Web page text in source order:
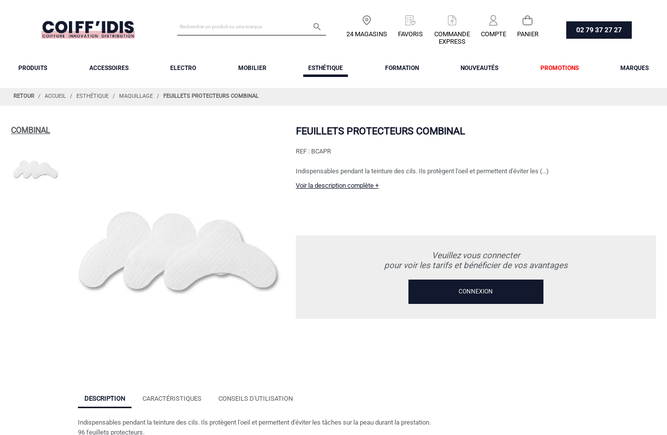

24 MAGASINS FAVORIS
COMMANDE
EXPRESS
COMPTE PANIER
02 79 37 27 27
PRODUITS ACCESSOIRES ELECTRO MOBILIER ESTHÉTIQUE FORMATION NOUVEAUTÉS PROMOTIONS MARQUES
RETOUR ACCUEIL ESTHÉTIQUE MAQUILLAGE FEUILLETS PROTECTEURS COMBINAL
COMBINAL FEUILLETS PROTECTEURS COMBINAL
REF : BCAPR
Indispensables pendant la teinture des cils. Ils protègent l'oeil et permettent d'éviter les (...)
Voir la description complète +
Veuillez vous connecter
pour voir les tarifs et bénéficier de vos avantages
CONNEXION
DESCRIPTION CARACTÉRISTIQUES CONSEILS D'UTILISATION
Indispensables pendant la teinture des cils. Ils protègent l'oeil et permettent d'éviter les tâches sur la peau durant la prestation.
96 feuillets protecteurs.